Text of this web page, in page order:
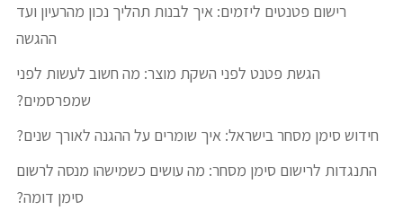
רישום פטנטים ליזמים: איך לבנות תהליך נכון מהרעיון ועד
ההגשה
הגשת פטנט לפני השקת מוצר: מה חשוב לעשות לפני
שמפרסמים?
חידוש סימן מסחר בישראל: איך שומרים על ההגנה לאורך שנים?
התנגדות לרישום סימן מסחר: מה עושים כשמישהו מנסה לרשום
סימן דומה?